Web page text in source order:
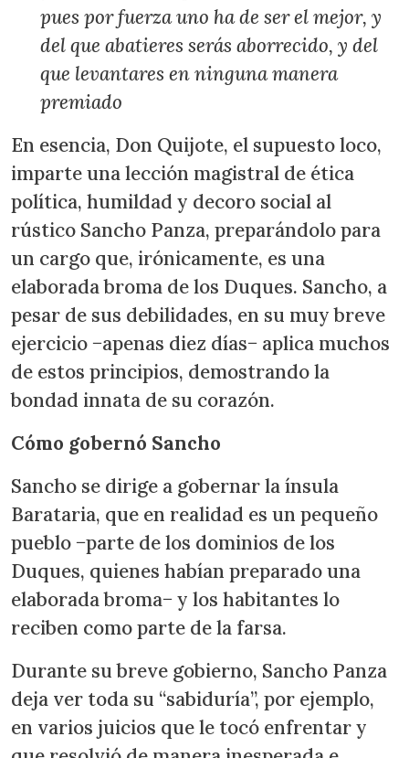
pues por fuerza uno ha de ser el mejor, y
del que abatieres serás aborrecido, y del
que levantares en ninguna manera
premiado
En esencia, Don Quijote, el supuesto loco,
imparte una lección magistral de ética
política, humildad y decoro social al
rústico Sancho Panza, preparándolo para
un cargo que, irónicamente, es una
elaborada broma de los Duques. Sancho, a
pesar de sus debilidades, en su muy breve
ejercicio −apenas diez días− aplica muchos
de estos principios, demostrando la
bondad innata de su corazón.
Cómo gobernó Sancho
Sancho se dirige a gobernar la ínsula
Barataria, que en realidad es un pequeño
pueblo −parte de los dominios de los
Duques, quienes habían preparado una
elaborada broma− y los habitantes lo
reciben como parte de la farsa.
Durante su breve gobierno, Sancho Panza
deja ver toda su “sabiduría”, por ejemplo,
en varios juicios que le tocó enfrentar y